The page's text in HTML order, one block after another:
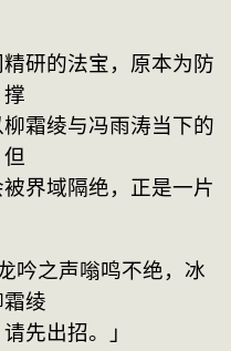
研的法宝，原本为防
霜绫与冯雨涛当下的
界域隔绝，正是一片
之声嗡鸣不绝，冰
绫
先出招。」